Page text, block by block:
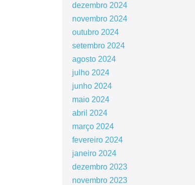
dezembro 2024
novembro 2024
outubro 2024
setembro 2024
agosto 2024
julho 2024
junho 2024
maio 2024
abril 2024
março 2024
fevereiro 2024
janeiro 2024
dezembro 2023
novembro 2023